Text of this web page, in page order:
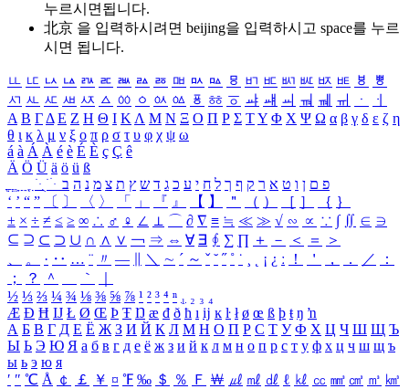
누르시면됩니다.
北京 을 입력하시려면 beijing을 입력하시고 space를 누르
시면 됩니다.
ㅥ ㅦ ㅧ ㅨ ㅩ ㅪ ㅫ ㅬ ㅭ ㅮ ㅯ ㅰ ㅱ ㅲ ㅳ ㅴ ㅵ ㅶ ㅷ ㅸ
ㅹ
ㅺ ㅻ ㅼ ㅽ ㅾ ㅿ ㆀ ㆁ ㆂ ㆃ ㆄ ㆅ ㆆ ㆇ ㆈ ㆉ ㆊ ㆋ ㆌ ㆍ
ㆎ
Α Β ΓΔ Ε Ζ Η Θ Ι ΚΛ Μ Ν Ξ Ο Π Ρ Σ ΤΥ Φ Χ Ψ Ω α β γ δ ε ζ η
θ ι κ λ μ ν ξ ο π ρ σ τ υ φ χ ψ ω
á à Á À é è É È ç Ç ê
Ä Ö Ü ä ö ü ß
ִֶֹ ֻּ ׁׂ פ ם ן ו ט א ר ק ף ך ל ח י ע כ ג ד ש ץ ת צ מ נ ה ב
‘ ’ “ ” 〔 〕 〈 〉 「 」 『 』 【 】 ＂ （ ） ［ ］ ｛ ｝
± × ÷ ≠ ≤ ≥ ∞ ∴ ♂ ♀ ∠ ⊥ ⌒ ∂ ∇ ≡ ≒ ≪ ≫ √ ∽ ∝ ∵ ∫ ∬ ∈ ∋
⊆ ⊇ ⊂ ⊃ ∪ ∩ ∧ ∨ ￢ ⇒ ⇔ ∀ ∃ ∮ ∑ ∏ ＋ － ＜ ＝
＞
、
。 · ‥ … ¨ 〃 ― ＼ ∼ ´ ～ ˇ ˘ ˝ ˚ ˙ ¸ ¡ ¿ ː ！ ＇ ， ． ／
：
；
？ ＾ ｀
½ ⅓ ⅔ ¼ ¾ ⅛ ⅜ ⅝ ⅞ ¹ ² ³ ⁴ ⁿ ₁ ₂ ₃ ₄
Æ Ð Ħ Ĳ Ł Ø Œ Þ Ŧ Ŋ æ đ ð ħ ı ĳ ĸ ŀ ł ø œ ß þ ŧ ŋ ŉ
А Б В Г Д Е Ё Ж З И Й К Л М Н О П Р С Т У Ф Х Ц Ч Ш Щ Ъ
Ы Ь Э Ю Я а б в г д е ё ж з и й к л м н о п р с т у ф х ц ч ш щ ъ
ы ь э ю я
′ ″ ℃ Å ￠ ￡ ￥ ¤ ℉ ‰ ＄ ％ Ｆ ￦ ㎕ ㎖ ㎗ ℓ ㎘ ㏄ ㎣ ㎤ ㎥ ㎦